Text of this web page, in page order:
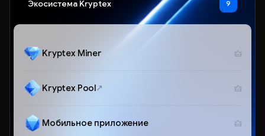
Экосистема Kryptex 9
Kryptex Miner
Kryptex Pool
Мобильное приложение